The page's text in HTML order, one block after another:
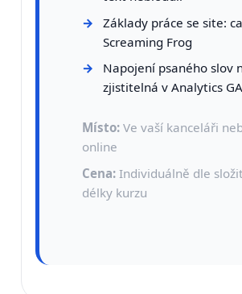
Základy práce se site:
Screaming Frog
Napojení psaného slov
zjistitelná v Analytics
Místo:Ve vaší kanceláři
online
Cena:Individuálně dle
délky kurzu